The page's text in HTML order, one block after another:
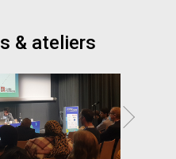
& ateliers